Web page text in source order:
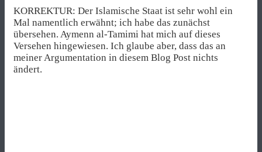
KORREKTUR: Der Islamische Staat ist sehr wohl ein
Mal namentlich erwähnt; ich habe das zunächst
übersehen. Aymenn al-Tamimi hat mich auf dieses
Versehen hingewiesen. Ich glaube aber, dass das an
meiner Argumentation in diesem Blog Post nichts
ändert.